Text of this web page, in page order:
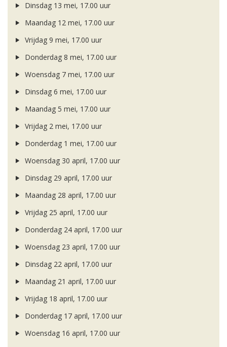
Dinsdag 13 mei, 17.00 uur
Maandag 12 mei, 17.00 uur
Vrijdag 9 mei, 17.00 uur
Donderdag 8 mei, 17.00 uur
Woensdag 7 mei, 17.00 uur
Dinsdag 6 mei, 17.00 uur
Maandag 5 mei, 17.00 uur
Vrijdag 2 mei, 17.00 uur
Donderdag 1 mei, 17.00 uur
Woensdag 30 april, 17.00 uur
Dinsdag 29 april, 17.00 uur
Maandag 28 april, 17.00 uur
Vrijdag 25 april, 17.00 uur
Donderdag 24 april, 17.00 uur
Woensdag 23 april, 17.00 uur
Dinsdag 22 april, 17.00 uur
Maandag 21 april, 17.00 uur
Vrijdag 18 april, 17.00 uur
Donderdag 17 april, 17.00 uur
Woensdag 16 april, 17.00 uur